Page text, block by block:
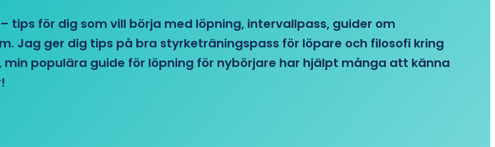
tips för dig som vill börja med löpning, intervallpass, guider om
Jag ger dig tips på bra styrketräningspass för löpare och filosofi kring
populära guide för löpning för nybörjare har hjälpt många att känna